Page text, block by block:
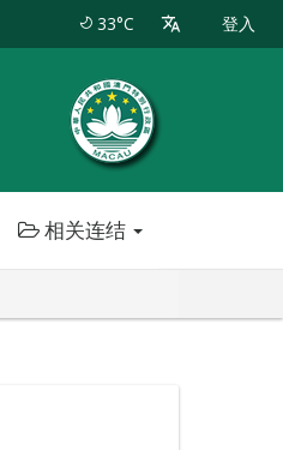
33°C 登入
相关连结